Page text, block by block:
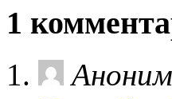
1
Аноним